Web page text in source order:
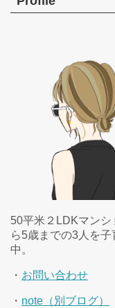
50平米２LDKマン
ら5歳までの3人を
中。
・ お問い合わせ
・ note（別ブログ）